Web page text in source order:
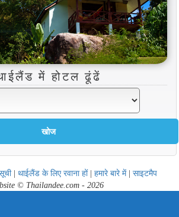
में होटल ढूंढें
| थाईलैंड के लिए रवाना हों| हमारे बारे में| साइटमैप
© Thailandee.com - 2026